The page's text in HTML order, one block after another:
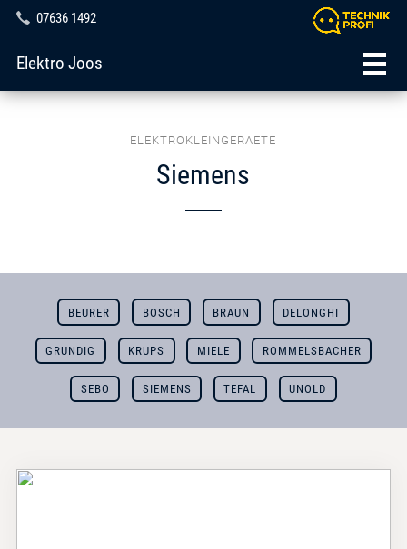
07636 1492
Elektro Joos
ELEKTROKLEINGERAETE
Siemens
BEURER BOSCH BRAUN DELONGHI
GRUNDIG KRUPS MIELE ROMMELSBACHER
SEBO SIEMENS TEFAL UNOLD